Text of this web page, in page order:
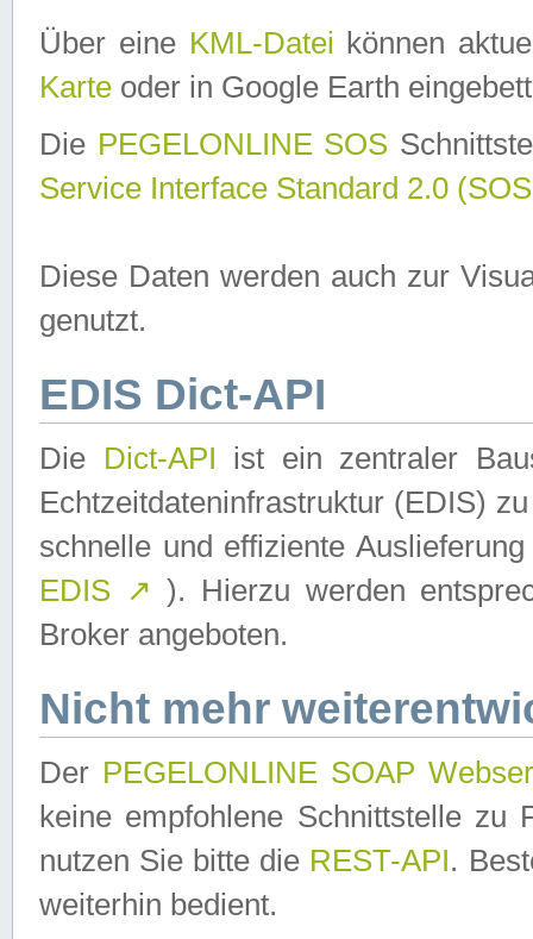
Über eine KML-Datei können
Karte oder in Google Earth
Die PEGELONLINE SOS
Service Interface Standard 2.0
Diese Daten werden auch zur
genutzt.
EDIS Dict-API
Die Dict-API ist ein zentraler
Echtzeitdateninfrastruktur (EDIS)
schnelle und effiziente
EDIS ↗ ). Hierzu werden
Broker angeboten.
Nicht mehr
Der PEGELONLINE SOAP
keine empfohlene Schnittstelle zu
nutzen Sie bitte die REST-API.
weiterhin bedient.